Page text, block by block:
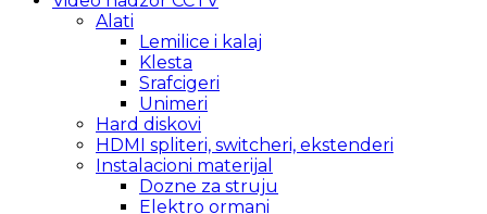
Alati
Lemilice i kalaj
Klesta
Srafcigeri
Unimeri
Hard diskovi
HDMI spliteri, switcheri, ekstenderi
Instalacioni materijal
Dozne za struju
Elektro ormani